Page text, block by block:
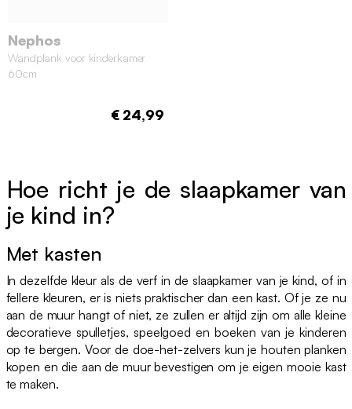
Nephos
Wandplank voor kinderkamer
60cm
€ 24,99
Hoe richt je de slaapkamer van
je kind in?
Met kasten
In dezelfde kleur als de verf in de slaapkamer van je kind, of in
fellere kleuren, er is niets praktischer dan een kast. Of je ze nu
aan de muur hangt of niet, ze zullen er altijd zijn om alle kleine
decoratieve spulletjes, speelgoed en boeken van je kinderen
op te bergen. Voor de doe-het-zelvers kun je houten planken
kopen en die aan de muur bevestigen om je eigen mooie kast
te maken.